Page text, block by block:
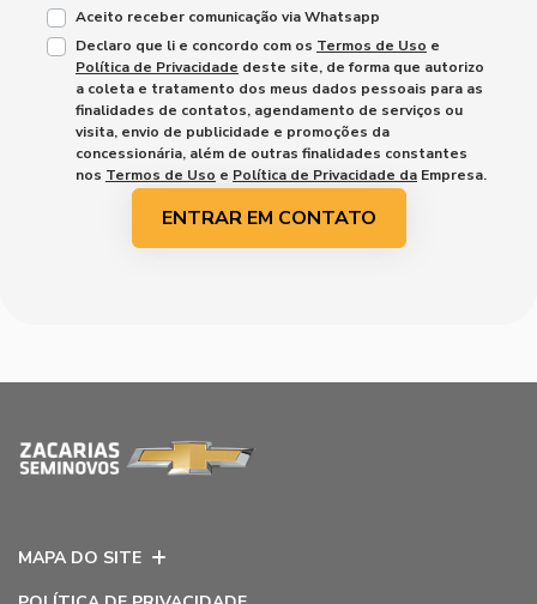
Aceito receber comunicação via Whatsapp
Declaro que li e concordo com os Termos de Uso e
Política de Privacidade deste site, de forma que autorizo
a coleta e tratamento dos meus dados pessoais para as
finalidades de contatos, agendamento de serviços ou
visita, envio de publicidade e promoções da
concessionária, além de outras finalidades constantes
nos Termos de Uso e Política de Privacidade da Empresa.
ENTRAR EM CONTATO
MAPA DO SITE